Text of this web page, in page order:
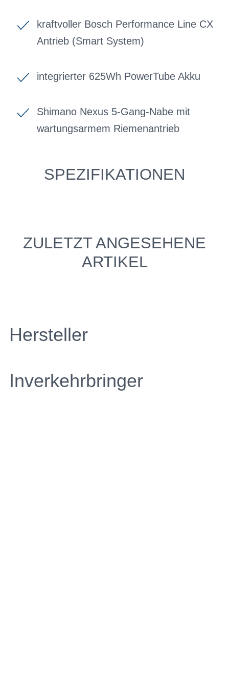
kraftvoller Bosch Performance Line CX
Antrieb (Smart System)
integrierter 625Wh PowerTube Akku
Shimano Nexus 5-Gang-Nabe mit
wartungsarmem Riemenantrieb
SPEZIFIKATIONEN
ZULETZT ANGESEHENE
ARTIKEL
Hersteller
Inverkehrbringer